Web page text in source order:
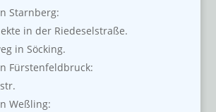
Starnberg:
in der Riedeselstraße.
in Söcking.
Fürstenfeldbruck:
Weßling: